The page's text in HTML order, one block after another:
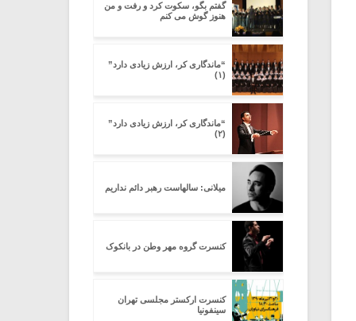
گفتم بگو، سکوت کرد و رفت و من
هنوز گوش می کنم
“ماندگاری کر، ارزش زیادی دارد”
(۱)
“ماندگاری کر، ارزش زیادی دارد”
(۲)
میلانی: سالهاست رهبر دائم نداریم
کنسرت گروه مهر وطن در بانکوک
کنسرت ارکستر مجلسی تهران
سینفونیا